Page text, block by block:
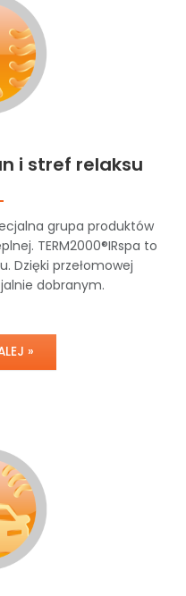
i stref relaksu
grupa produktów
TERM2000®IRspa to
Dzięki przełomowej
dobranym.
»